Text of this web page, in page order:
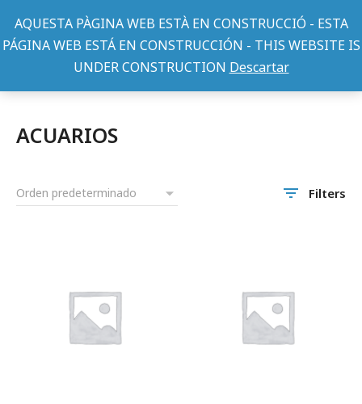
AQUESTA PÀGINA WEB ESTÀ EN CONSTRUCCIÓ - ESTA
PÁGINA WEB ESTÁ EN CONSTRUCCIÓN - THIS WEBSITE IS
UNDER CONSTRUCTION Descartar
ACUARIOS
Filters